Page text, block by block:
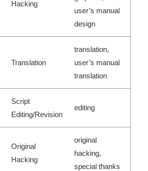
Hacking
user’s manual
design
Translation
translation,
user’s manual
translation
Script
Editing/Revision
editing
Original
Hacking
original
hacking,
special thanks